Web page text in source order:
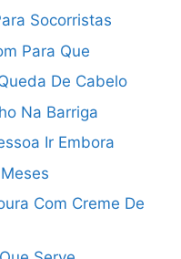
Socorristas
Para Que
De Cabelo
Na Barriga
Ir Embora
Com Creme De